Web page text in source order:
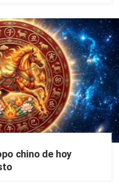
chino de hoy